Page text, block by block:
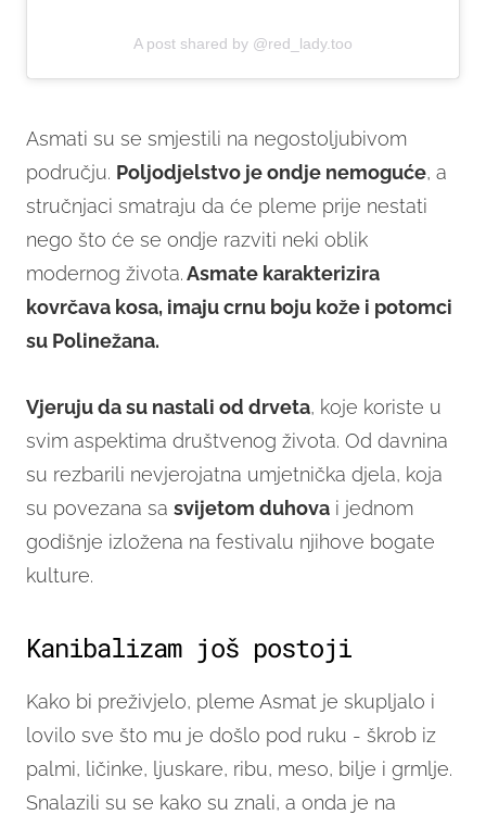
A post shared by @red_lady.too
Asmati su se smjestili na negostoljubivom
području. Poljodjelstvo je ondje nemoguće, a
stručnjaci smatraju da će pleme prije nestati
nego što će se ondje razviti neki oblik
modernog života.Asmate karakterizira
kovrčava kosa, imaju crnu boju kože i potomci
su Polinežana.
Vjeruju da su nastali od drveta, koje koriste u
svim aspektima društvenog života. Od davnina
su rezbarili nevjerojatna umjetnička djela, koja
su povezana sa svijetom duhova i jednom
godišnje izložena na festivalu njihove bogate
kulture.
Kanibalizam još postoji
Kako bi preživjelo, pleme Asmat je skupljalo i
lovilo sve što mu je došlo pod ruku - škrob iz
palmi, ličinke, ljuskare, ribu, meso, bilje i grmlje.
Snalazili su se kako su znali, a onda je na